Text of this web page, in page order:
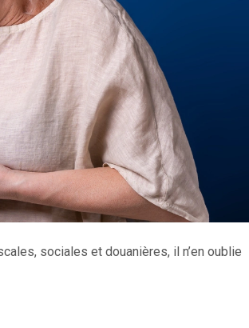
sociales et douanières, il n’en oublie